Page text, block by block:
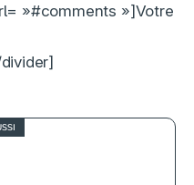
»#comments »]Votre